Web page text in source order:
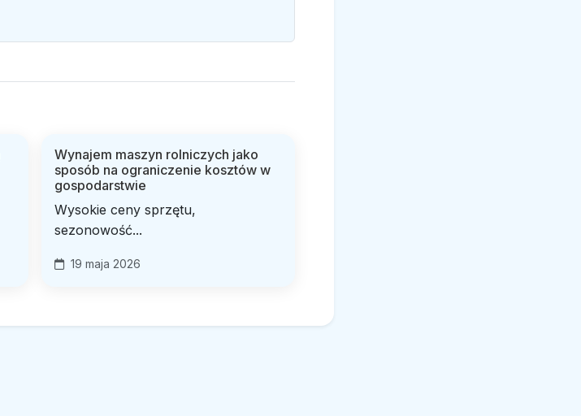
Wynajem maszyn rolniczych jako
sposób na ograniczenie kosztów w
gospodarstwie
Wysokie ceny sprzętu,
sezonowość...
19 maja 2026